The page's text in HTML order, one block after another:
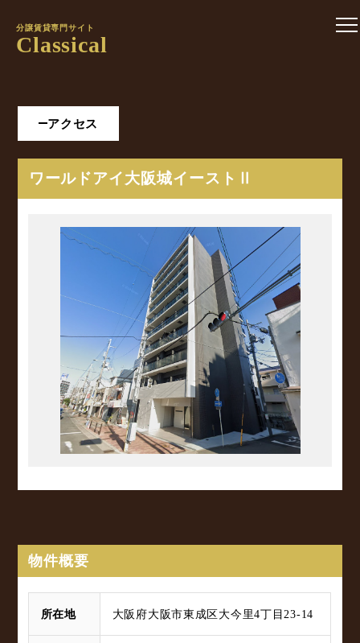
分譲賃貸専門サイト
Classical
アクセス
ワールドアイ大阪城イーストⅡ
物件概要
所在地 大阪府大阪市東成区大今里4丁目23-14